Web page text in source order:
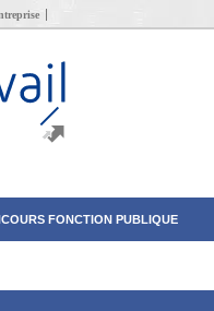
FONCTION PUBLIQUE